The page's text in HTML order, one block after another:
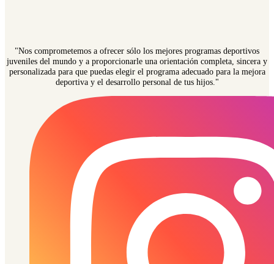
"Nos comprometemos a ofrecer sólo los mejores programas deportivos
juveniles del mundo y a proporcionarle una orientación completa, sincera y
personalizada para que puedas elegir el programa adecuado para la mejora
deportiva y el desarrollo personal de tus hijos."